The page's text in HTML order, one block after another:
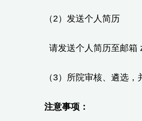
（2）发送个人简历
请发送个人简历至邮箱
（3）所院审核、遴选
注意事项：